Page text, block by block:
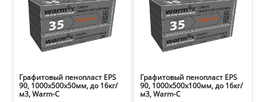
Графитовый пенопласт EPS
90, 1000х500х50мм, до 16кг/
м3, Warm-C
Графитовый пенопласт EPS
90, 1000х500х100мм, до 16кг/
м3, Warm-C